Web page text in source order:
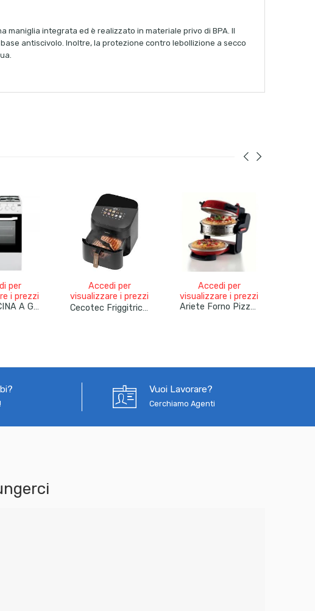
maniglia integrata ed è realizzato in materiale privo di BPA. Il
antiscivolo. Inoltre, la protezione contro lebollizione a secco
per
i prezzi
BEKO CUCINA A GAS 4 BRUCIATORI FORNO ELETT.54LT 50×50 BIANCO CSS42014FW
Accedi per
visualizzare i prezzi
Cecotec Friggitrice Ad Aria Cecofry Fantastik 5500 5,5l 1500w
Accedi per
visualizzare i prezzi
Ariete Forno Pizza Doppio Elettrico Con 2 Pietre Refrattarie Di 32 Cm 2300 Watt
Vuoi Lavorare?
Cerchiamo Agenti